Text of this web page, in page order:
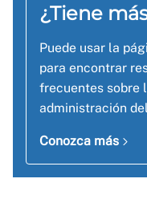
¿Tiene
Puede usar la
para encontrar
frecuentes sobre
administración
Conozca más